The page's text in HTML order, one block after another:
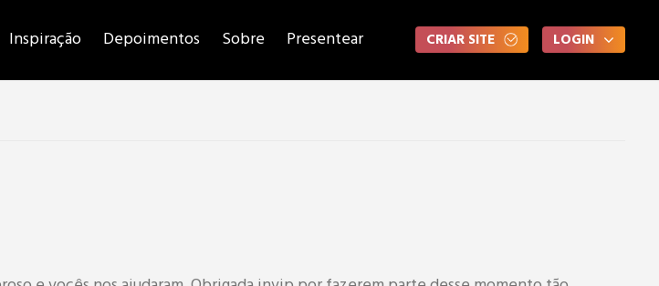
Inspiração Depoimentos Sobre Presentear CRIAR SITE LOGIN